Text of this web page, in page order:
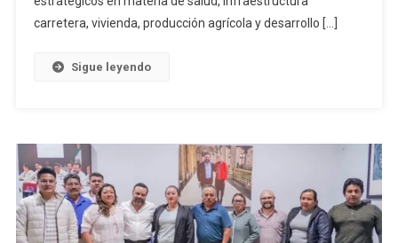
En
carretera, vivienda, producción agrícola y desarrollo […]
Sigue leyendo